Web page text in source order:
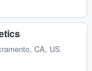
CA, US